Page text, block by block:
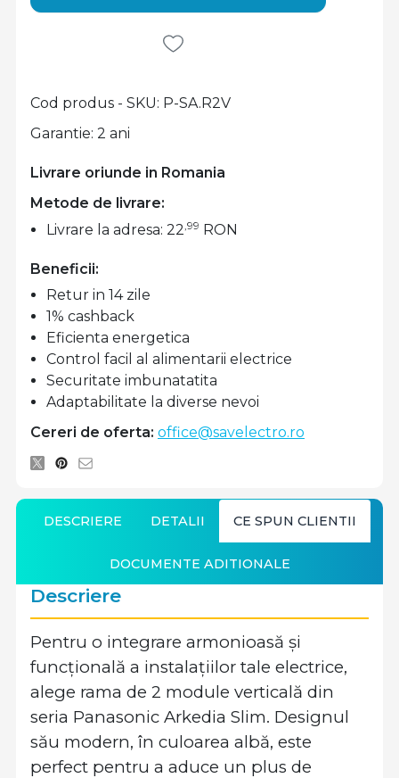
Livrare oriunde in Romania
Cod produs - SKU P-SA.R2V
Metode de livrare:
Livrare la adresa: 22,99 RON
Garantie: 2 ani
Beneficii:
Retur in 14 zile
1% cashback
Eficienta energetica
Control facil al alimentarii electrice
Securitate imbunatatita
Adaptabilitate la diverse nevoi
Cereri de oferta: office@savelectro.ro
DESCRIERE DETALII CE SPUN CLIENTII
DOCUMENTE ADITIONALE
Descriere
Pentru o integrare armonioasă și
funcțională a instalațiilor tale electrice,
alege rama de 2 module verticală din
seria Panasonic Arkedia Slim. Designul
său modern, în culoarea albă, este
perfect pentru a aduce un plus de